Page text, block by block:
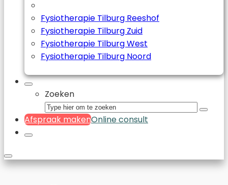
Fysiotherapie Tilburg Reeshof
Fysiotherapie Tilburg Zuid
Fysiotherapie Tilburg West
Fysiotherapie Tilburg Noord
Zoeken
Afspraak makenOnline consult